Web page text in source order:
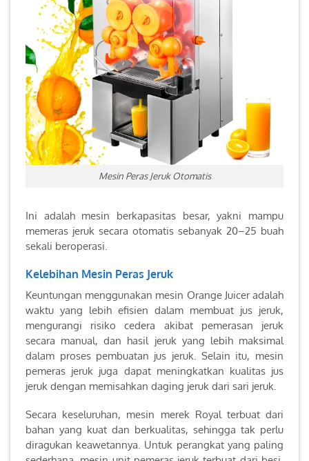
Mesin Peras Jeruk Otomatis
Ini adalah mesin berkapasitas besar, yakni mampu
memeras jeruk secara otomatis sebanyak 20–25 buah
sekali beroperasi.
Kelebihan Mesin Peras Jeruk
Keuntungan menggunakan mesin Orange Juicer adalah
waktu yang lebih efisien dalam membuat jus jeruk,
mengurangi risiko cedera akibat pemerasan jeruk
secara manual, dan hasil jeruk yang lebih maksimal
dalam proses pembuatan jus jeruk. Selain itu, mesin
pemeras jeruk juga dapat meningkatkan kualitas jus
jeruk dengan memisahkan daging jeruk dari sari jeruk.
Secara keseluruhan, mesin merek Royal terbuat dari
bahan yang kuat dan berkualitas, sehingga tak perlu
diragukan keawetannya. Untuk perangkat yang paling